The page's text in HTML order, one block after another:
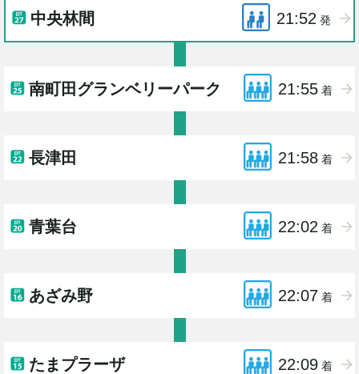
中央林間 21:52 発
南町田グランベリーパーク 21:55 着
長津田 21:58 着
青葉台 22:02 着
あざみ野 22:07 着
たまプラーザ 22:09 着